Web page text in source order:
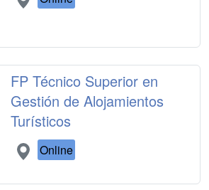
FP Técnico Superior en
Gestión de Alojamientos
Turísticos
Online